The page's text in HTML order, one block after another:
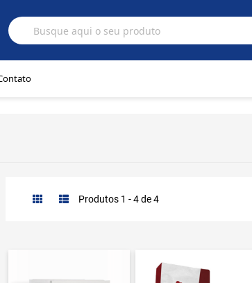
Busque aqui o seu produto
Produtos 1 - 4 de 4